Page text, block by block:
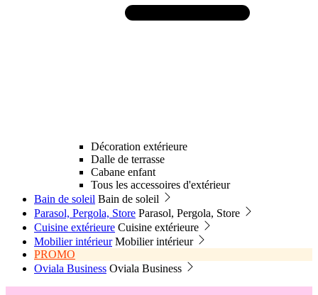
Décoration extérieure
Dalle de terrasse
Cabane enfant
Tous les accessoires d'extérieur
Bain de soleil Bain de soleil
Parasol, Pergola, Store Parasol, Pergola, Store
Cuisine extérieure Cuisine extérieure
Mobilier intérieur Mobilier intérieur
PROMO
Oviala Business Oviala Business